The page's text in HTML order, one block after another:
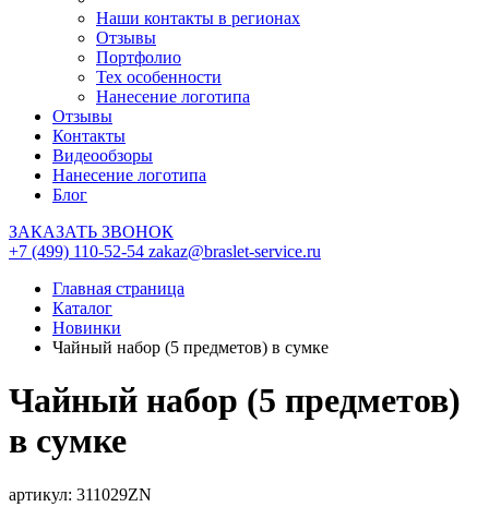
Наши контакты в регионах
Отзывы
Портфолио
Тех особенности
Нанесение логотипа
Отзывы
Контакты
Видеообзоры
Нанесение логотипа
Блог
ЗАКАЗАТЬ ЗВОНОК
+7 (499) 110-52-54 zakaz@braslet-service.ru
Главная страница
Каталог
Новинки
Чайный набор (5 предметов) в сумке
Чайный набор (5 предметов)
в сумке
артикул: 311029ZN